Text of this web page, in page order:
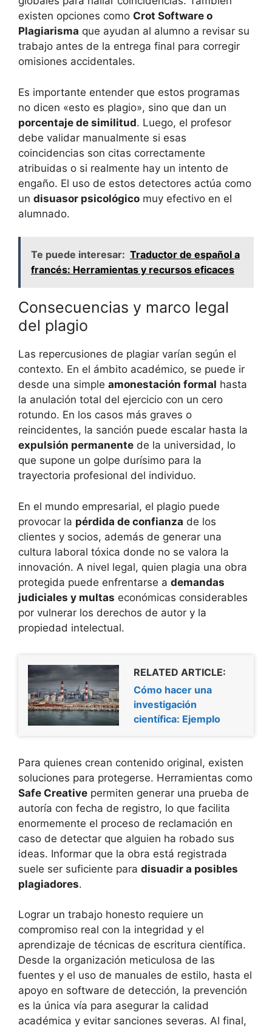
existen opciones como Crot Software o
Plagiarisma que ayudan al alumno a revisar su
trabajo antes de la entrega final para corregir
omisiones accidentales.
Es importante entender que estos programas
no dicen «esto es plagio», sino que dan un
porcentaje de similitud. Luego, el profesor
debe validar manualmente si esas
coincidencias son citas correctamente
atribuidas o si realmente hay un intento de
engaño. El uso de estos detectores actúa como
un disuasor psicológico muy efectivo en el
alumnado.
Te puede interesar: Traductor de español a
francés: Herramientas y recursos eficaces
Consecuencias y marco legal
del plagio
Las repercusiones de plagiar varían según el
contexto. En el ámbito académico, se puede ir
desde una simple amonestación formal hasta
la anulación total del ejercicio con un cero
rotundo. En los casos más graves o
reincidentes, la sanción puede escalar hasta la
expulsión permanente de la universidad, lo
que supone un golpe durísimo para la
trayectoria profesional del individuo.
En el mundo empresarial, el plagio puede
provocar la pérdida de confianza de los
clientes y socios, además de generar una
cultura laboral tóxica donde no se valora la
innovación. A nivel legal, quien plagia una obra
protegida puede enfrentarse a demandas
judiciales y multas económicas considerables
por vulnerar los derechos de autor y la
propiedad intelectual.
RELATED ARTICLE:
Cómo hacer una
investigación
científica: Ejemplo
Para quienes crean contenido original, existen
soluciones para protegerse. Herramientas como
Safe Creative permiten generar una prueba de
autoría con fecha de registro, lo que facilita
enormemente el proceso de reclamación en
caso de detectar que alguien ha robado sus
ideas. Informar que la obra está registrada
suele ser suficiente para disuadir a posibles
plagiadores.
Lograr un trabajo honesto requiere un
compromiso real con la integridad y el
aprendizaje de técnicas de escritura científica.
Desde la organización meticulosa de las
fuentes y el uso de manuales de estilo, hasta el
apoyo en software de detección, la prevención
es la única vía para asegurar la calidad
académica y evitar sanciones severas. Al final,